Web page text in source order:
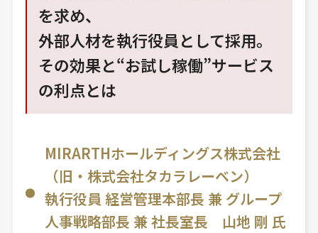
を求め、
外部人材を執行役員として採用。
その効果と“お試し稼働”サービス
の利点とは
MIRARTHホールディングス株式会社
（旧・株式会社タカラレーベン）
執行役員 経営管理本部長 兼 グループ
人事戦略部長 兼 社長室長 山地 剛 氏